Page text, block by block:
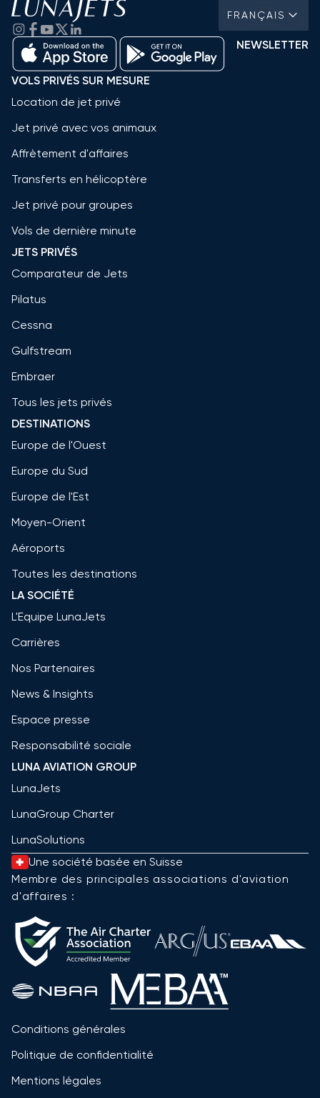
FRANÇAIS
NEWSLETTER
VOLS PRIVÉS SUR MESURE
Location de jet privé
Jet privé avec vos animaux
Affrètement d'affaires
Transferts en hélicoptère
Jet privé pour groupes
Vols de dernière minute
JETS PRIVÉS
Comparateur de Jets
Pilatus
Cessna
Gulfstream
Embraer
Tous les jets privés
DESTINATIONS
Europe de l'Ouest
Europe du Sud
Europe de l'Est
Moyen-Orient
Aéroports
Toutes les destinations
LA SOCIÉTÉ
L'Equipe LunaJets
Carrières
Nos Partenaires
News & Insights
Espace presse
Responsabilité sociale
LUNA AVIATION GROUP
LunaJets
LunaGroup Charter
LunaSolutions
Une société basée en Suisse
Membre des principales associations d'aviation
d'affaires :
Conditions générales
Politique de confidentialité
Mentions légales